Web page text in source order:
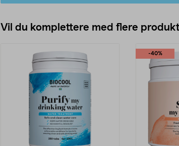
Vil du komplettere med flere
-40%